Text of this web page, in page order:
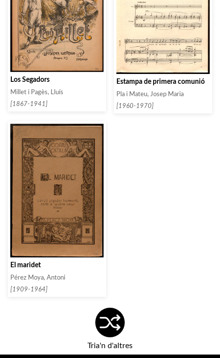
Los Segadors
Millet i Pagès, Lluís
[1867-1941]
Estampa de primera comunió
Pla i Mateu, Josep Maria
[1960-1970]
El maridet
Pérez Moya, Antoni
[1909-1964]
Tria'n d'altres